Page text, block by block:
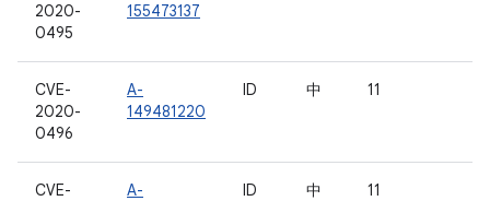
2020-
0495
155473137
CVE-
2020-
0496
A-
149481220
ID 中 11
CVE-
A-
ID 中 11